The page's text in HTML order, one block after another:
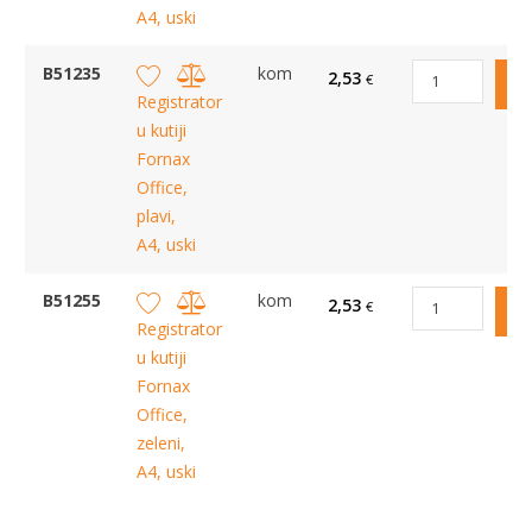
A4, uski
B51235
Registrator
u kutiji
Fornax
Office,
plavi,
A4, uski
kom 2,53 €
B51255
Registrator
u kutiji
Fornax
Office,
zeleni,
A4, uski
kom 2,53 €